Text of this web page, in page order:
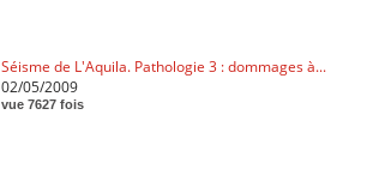
Séisme de L'Aquila. Pathologie 3 : dommages à...
02/05/2009
vue 7627 fois